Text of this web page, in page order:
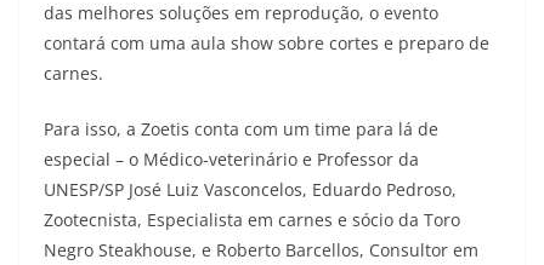
das melhores soluções em reprodução, o evento
contará com uma aula show sobre cortes e preparo de
carnes.
Para isso, a Zoetis conta com um time para lá de
especial – o Médico-veterinário e Professor da
UNESP/SP José Luiz Vasconcelos, Eduardo Pedroso,
Zootecnista, Especialista em carnes e sócio da Toro
Negro Steakhouse, e Roberto Barcellos, Consultor em